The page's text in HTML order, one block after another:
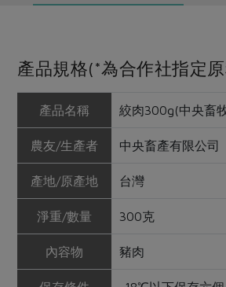
產品規格(*為合作社指定
產品名稱 絞肉300g(中央畜
農友/生產者 中央畜產有限公司
產地/原產地 台灣
淨重/數量 300克
內容物 豬肉